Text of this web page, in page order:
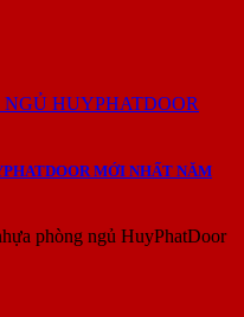
MỚI NHẤT NĂM
phòng ngủ HuyPhatDoor